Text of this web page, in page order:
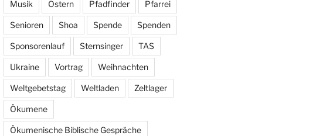
Musik Ostern Pfadfinder Pfarrei
Senioren Shoa Spende Spenden
Sponsorenlauf Sternsinger TAS
Ukraine Vortrag Weihnachten
Weltgebetstag Weltladen Zeltlager
Ökumene
Ökumenische Biblische Gespräche